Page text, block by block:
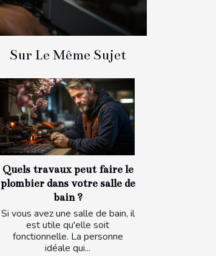
Sur Le Même Sujet
Quels travaux peut faire le
plombier dans votre salle de
bain ?
Si vous avez une salle de bain, il
est utile qu'elle soit
fonctionnelle. La personne
idéale qui...